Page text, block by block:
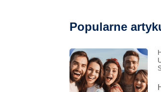
Popularne